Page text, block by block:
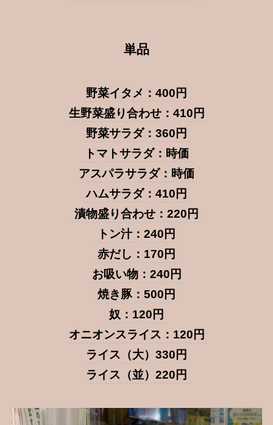
単品
野菜イタメ：400円
生野菜盛り合わせ：410円
野菜サラダ：360円
トマトサラダ：時価
アスパラサラダ：時価
ハムサラダ：410円
漬物盛り合わせ：220円
トン汁：240円
赤だし：170円
お吸い物：240円
焼き豚：500円
奴：120円
オニオンスライス：120円
ライス（大）330円
ライス（並）220円